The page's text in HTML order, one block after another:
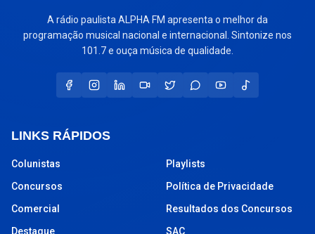
A rádio paulista ALPHA FM apresenta o melhor da
programação musical nacional e internacional. Sintonize nos
101.7 e ouça música de qualidade.
LINKS RÁPIDOS
Colunistas
Concursos
Comercial
Destaque
Playlists
Política de Privacidade
Resultados dos Concursos
SAC